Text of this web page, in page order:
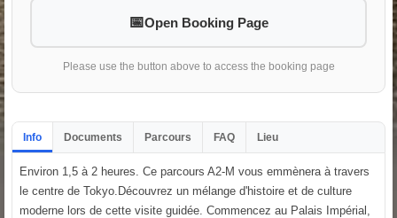
Open Booking Page
Please use the button above to access the booking page
Info Documents Parcours FAQ Lieu
Environ 1,5 à 2 heures. Ce parcours A2-M vous emmènera à travers
le centre de Tokyo.Découvrez un mélange d'histoire et de culture
moderne lors de cette visite guidée. Commencez au Palais Impérial,